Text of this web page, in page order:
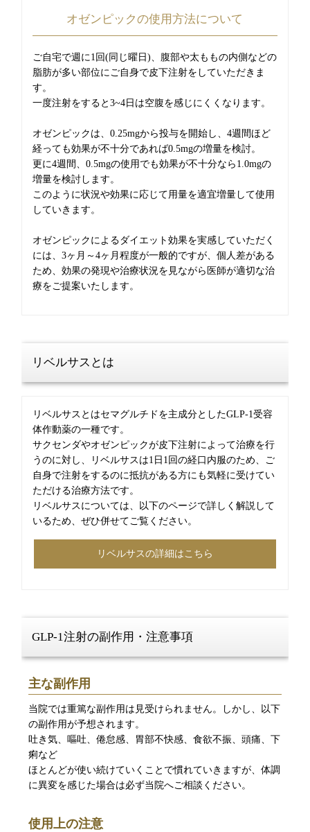
オゼンピックの使用方法について
ご自宅で週に1回(同じ曜日)、腹部や太ももの内側などの
脂肪が多い部位にご自身で皮下注射をしていただきま
す。
一度注射をすると3~4日は空腹を感じにくくなります。
オゼンピックは、0.25mgから投与を開始し、4週間ほど
経っても効果が不十分であれば0.5mgの増量を検討。
更に4週間、0.5mgの使用でも効果が不十分なら1.0mgの
増量を検討します。
このように状況や効果に応じて用量を適宜増量して使用
していきます。
オゼンピックによるダイエット効果を実感していただく
には、3ヶ月～4ヶ月程度が一般的ですが、個人差がある
ため、効果の発現や治療状況を見ながら医師が適切な治
療をご提案いたします。
リベルサスとは
リベルサスとはセマグルチドを主成分としたGLP-1受容
体作動薬の一種です。
サクセンダやオゼンピックが皮下注射によって治療を行
うのに対し、リベルサスは1日1回の経口内服のため、ご
自身で注射をするのに抵抗がある方にも気軽に受けてい
ただける治療方法です。
リベルサスについては、以下のページで詳しく解説して
いるため、ぜひ併せてご覧ください。
リベルサスの詳細はこちら
GLP-1注射の副作用・注意事項
主な副作用
当院では重篤な副作用は見受けられません。しかし、以下
の副作用が予想されます。
吐き気、嘔吐、倦怠感、胃部不快感、食欲不振、頭痛、下
痢など
ほとんどが使い続けていくことで慣れていきますが、体調
に異変を感じた場合は必ず当院へご相談ください。
使用上の注意